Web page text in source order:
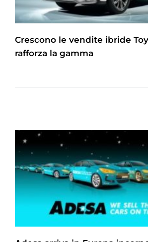
Crescono le vendite ibride
rafforza la gamma